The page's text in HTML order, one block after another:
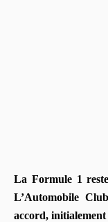
La Formule 1
L’Automobile
accord, initialement